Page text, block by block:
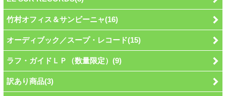
竹村オフィス＆サンビーニャ(16)
オーディブック／スープ・レコード(15)
ラフ・ガイドＬＰ（数量限定）(9)
訳あり商品(3)